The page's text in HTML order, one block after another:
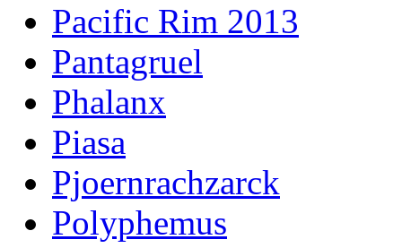
Pacific Rim 2013
Pantagruel
Phalanx
Piasa
Pjoernrachzarck
Polyphemus